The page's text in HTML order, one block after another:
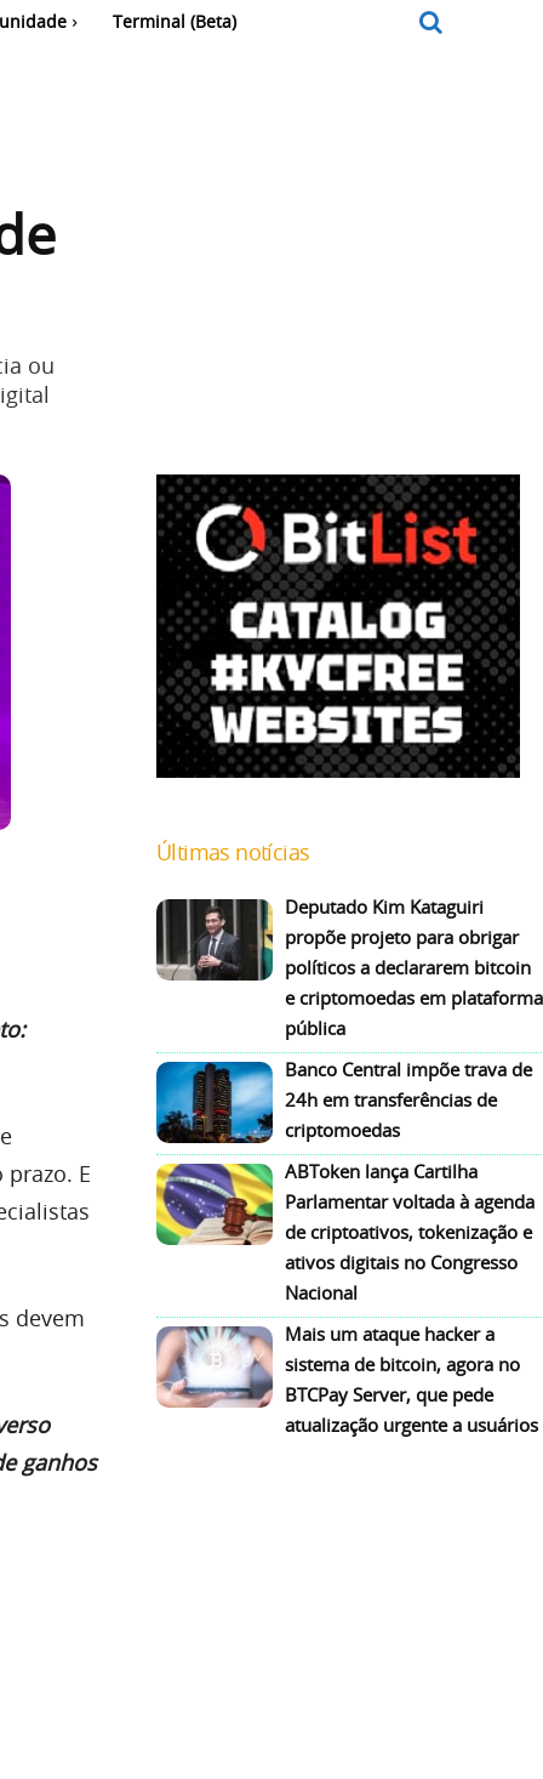
Terminal (Beta)
ou
E
devem
ganhos
Últimas notícias
Deputado Kim Kataguiri
propõe projeto para obrigar
políticos a declararem bitcoin
e criptomoedas em plataforma
pública
Banco Central impõe trava de
24h em transferências de
criptomoedas
ABToken lança Cartilha
Parlamentar voltada à agenda
de criptoativos, tokenização e
ativos digitais no Congresso
Nacional
Mais um ataque hacker a
sistema de bitcoin, agora no
BTCPay Server, que pede
atualização urgente a usuários